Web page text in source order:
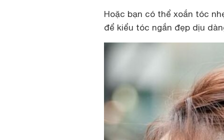
Hoặc bạn có thể xoắn tóc
để kiểu tóc ngắn đẹp dịu